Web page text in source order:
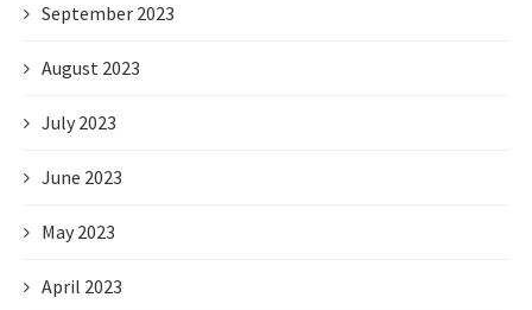
September 2023
August 2023
July 2023
June 2023
May 2023
April 2023